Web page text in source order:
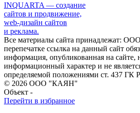
INQUARTA — создание
сайтов и продвижение,
web-дизайн сайтов
и реклама.
Все материалы сайта принадлежат:
перепечатке ссылка на данный сайт
информация, опубликованная на сайте,
информационный характер и не
определяемой положениями ст. 437 ГК
© 2026 ООО "КАЯН"
Объект -
Перейти в избранное